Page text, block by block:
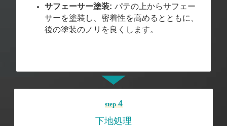
サフェーサー塗装: パテの上からサフェー
サーを塗装し、密着性を高めるとともに、
後の塗装のノリを良くします。
step4
下地処理